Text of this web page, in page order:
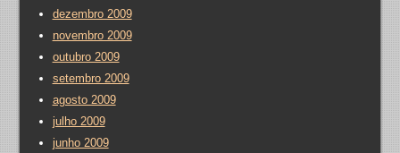
dezembro 2009
novembro 2009
outubro 2009
setembro 2009
agosto 2009
julho 2009
junho 2009